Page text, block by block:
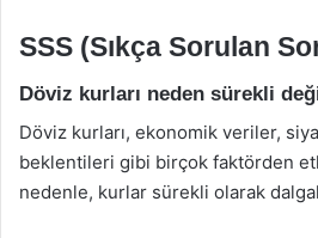
SSS (Sıkça Sorulan
Döviz kurları neden sürekli
Döviz kurları, ekonomik veriler,
beklentileri gibi birçok faktörden
nedenle, kurlar sürekli olarak